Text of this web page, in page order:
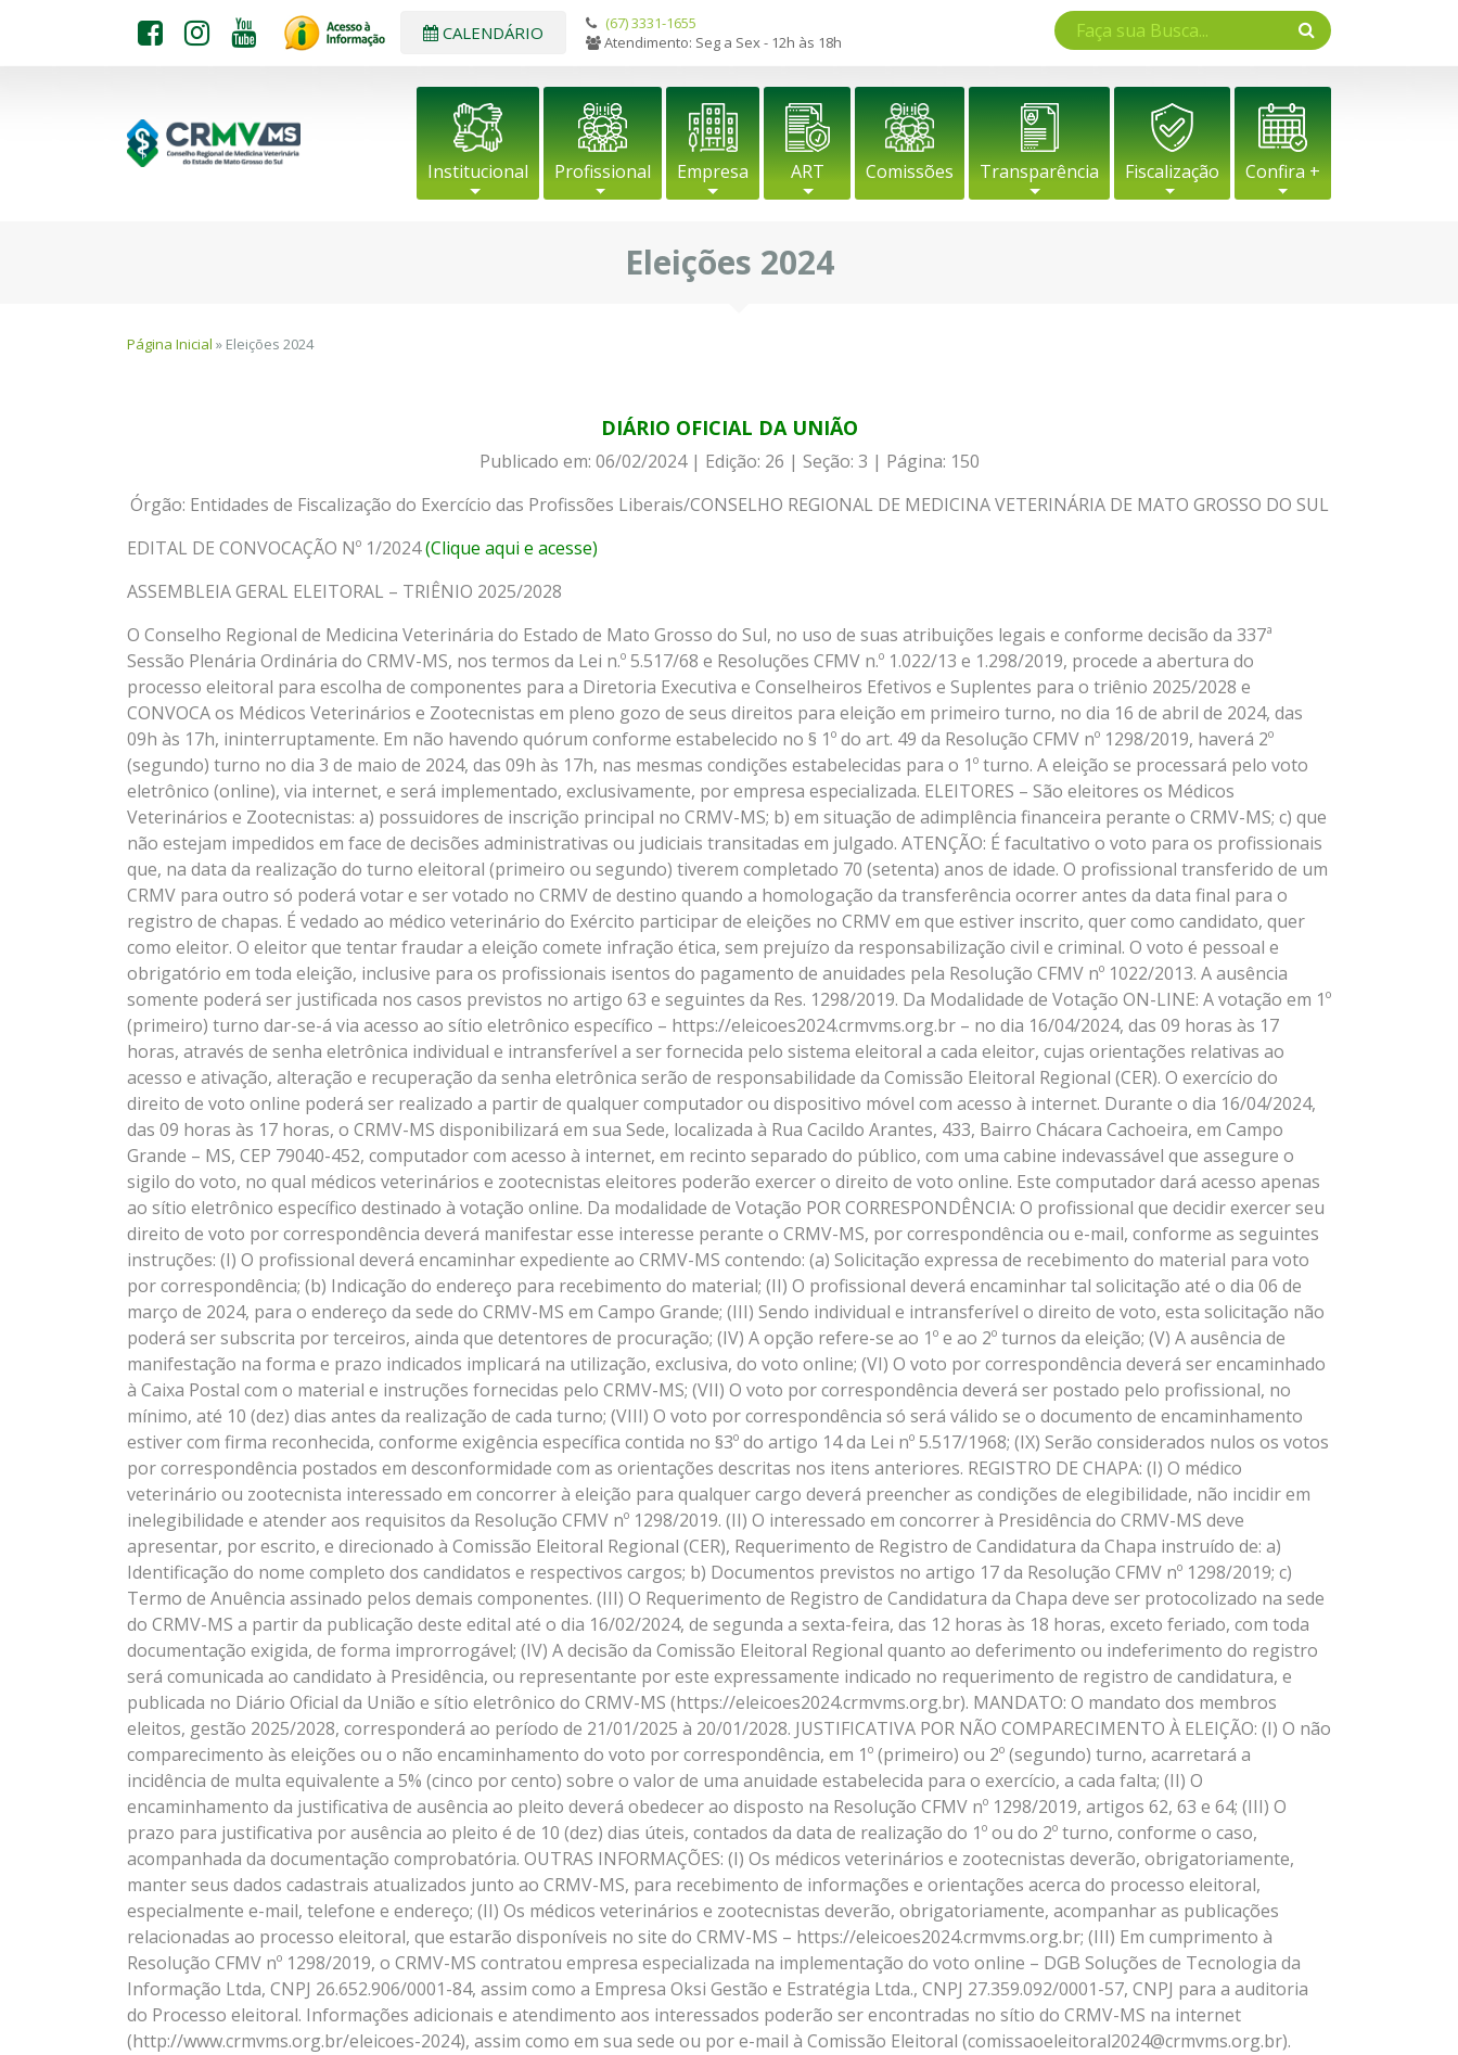
CALENDÁRIO
(67) 3331-1655
Atendimento: Seg a Sex - 12h às 18h
Institucional Profissional Empresa ART Comissões Transparência Fiscalização Confira +
Eleições 2024
Página Inicial » Eleições 2024
DIÁRIO OFICIAL DA UNIÃO
Publicado em: 06/02/2024 | Edição: 26 | Seção: 3 | Página: 150
Órgão: Entidades de Fiscalização do Exercício das Profissões Liberais/CONSELHO REGIONAL DE MEDICINA VETERINÁRIA DE MATO GROSSO DO SUL
EDITAL DE CONVOCAÇÃO Nº 1/2024(Clique aqui e acesse)
ASSEMBLEIA GERAL ELEITORAL – TRIÊNIO 2025/2028
O Conselho Regional de Medicina Veterinária do Estado de Mato Grosso do Sul, no uso de suas atribuições legais e conforme decisão da 337ª
Sessão Plenária Ordinária do CRMV-MS, nos termos da Lei n.º 5.517/68 e Resoluções CFMV n.º 1.022/13 e 1.298/2019, procede a abertura do
processo eleitoral para escolha de componentes para a Diretoria Executiva e Conselheiros Efetivos e Suplentes para o triênio 2025/2028 e
CONVOCA os Médicos Veterinários e Zootecnistas em pleno gozo de seus direitos para eleição em primeiro turno, no dia 16 de abril de 2024, das
09h às 17h, ininterruptamente. Em não havendo quórum conforme estabelecido no § 1º do art. 49 da Resolução CFMV nº 1298/2019, haverá 2º
(segundo) turno no dia 3 de maio de 2024, das 09h às 17h, nas mesmas condições estabelecidas para o 1º turno. A eleição se processará pelo voto
eletrônico (online), via internet, e será implementado, exclusivamente, por empresa especializada. ELEITORES – São eleitores os Médicos
Veterinários e Zootecnistas: a) possuidores de inscrição principal no CRMV-MS; b) em situação de adimplência financeira perante o CRMV-MS; c) que
não estejam impedidos em face de decisões administrativas ou judiciais transitadas em julgado. ATENÇÃO: É facultativo o voto para os profissionais
que, na data da realização do turno eleitoral (primeiro ou segundo) tiverem completado 70 (setenta) anos de idade. O profissional transferido de um
CRMV para outro só poderá votar e ser votado no CRMV de destino quando a homologação da transferência ocorrer antes da data final para o
registro de chapas. É vedado ao médico veterinário do Exército participar de eleições no CRMV em que estiver inscrito, quer como candidato, quer
como eleitor. O eleitor que tentar fraudar a eleição comete infração ética, sem prejuízo da responsabilização civil e criminal. O voto é pessoal e
obrigatório em toda eleição, inclusive para os profissionais isentos do pagamento de anuidades pela Resolução CFMV nº 1022/2013. A ausência
somente poderá ser justificada nos casos previstos no artigo 63 e seguintes da Res. 1298/2019. Da Modalidade de Votação ON-LINE: A votação em 1º
(primeiro) turno dar-se-á via acesso ao sítio eletrônico específico – https://eleicoes2024.crmvms.org.br – no dia 16/04/2024, das 09 horas às 17
horas, através de senha eletrônica individual e intransferível a ser fornecida pelo sistema eleitoral a cada eleitor, cujas orientações relativas ao
acesso e ativação, alteração e recuperação da senha eletrônica serão de responsabilidade da Comissão Eleitoral Regional (CER). O exercício do
direito de voto online poderá ser realizado a partir de qualquer computador ou dispositivo móvel com acesso à internet. Durante o dia 16/04/2024,
das 09 horas às 17 horas, o CRMV-MS disponibilizará em sua Sede, localizada à Rua Cacildo Arantes, 433, Bairro Chácara Cachoeira, em Campo
Grande – MS, CEP 79040-452, computador com acesso à internet, em recinto separado do público, com uma cabine indevassável que assegure o
sigilo do voto, no qual médicos veterinários e zootecnistas eleitores poderão exercer o direito de voto online. Este computador dará acesso apenas
ao sítio eletrônico específico destinado à votação online. Da modalidade de Votação POR CORRESPONDÊNCIA: O profissional que decidir exercer seu
direito de voto por correspondência deverá manifestar esse interesse perante o CRMV-MS, por correspondência ou e-mail, conforme as seguintes
instruções: (I) O profissional deverá encaminhar expediente ao CRMV-MS contendo: (a) Solicitação expressa de recebimento do material para voto
por correspondência; (b) Indicação do endereço para recebimento do material; (II) O profissional deverá encaminhar tal solicitação até o dia 06 de
março de 2024, para o endereço da sede do CRMV-MS em Campo Grande; (III) Sendo individual e intransferível o direito de voto, esta solicitação não
poderá ser subscrita por terceiros, ainda que detentores de procuração; (IV) A opção refere-se ao 1º e ao 2º turnos da eleição; (V) A ausência de
manifestação na forma e prazo indicados implicará na utilização, exclusiva, do voto online; (VI) O voto por correspondência deverá ser encaminhado
à Caixa Postal com o material e instruções fornecidas pelo CRMV-MS; (VII) O voto por correspondência deverá ser postado pelo profissional, no
mínimo, até 10 (dez) dias antes da realização de cada turno; (VIII) O voto por correspondência só será válido se o documento de encaminhamento
estiver com firma reconhecida, conforme exigência específica contida no §3º do artigo 14 da Lei nº 5.517/1968; (IX) Serão considerados nulos os votos
por correspondência postados em desconformidade com as orientações descritas nos itens anteriores. REGISTRO DE CHAPA: (I) O médico
veterinário ou zootecnista interessado em concorrer à eleição para qualquer cargo deverá preencher as condições de elegibilidade, não incidir em
inelegibilidade e atender aos requisitos da Resolução CFMV nº 1298/2019. (II) O interessado em concorrer à Presidência do CRMV-MS deve
apresentar, por escrito, e direcionado à Comissão Eleitoral Regional (CER), Requerimento de Registro de Candidatura da Chapa instruído de: a)
Identificação do nome completo dos candidatos e respectivos cargos; b) Documentos previstos no artigo 17 da Resolução CFMV nº 1298/2019; c)
Termo de Anuência assinado pelos demais componentes. (III) O Requerimento de Registro de Candidatura da Chapa deve ser protocolizado na sede
do CRMV-MS a partir da publicação deste edital até o dia 16/02/2024, de segunda a sexta-feira, das 12 horas às 18 horas, exceto feriado, com toda
documentação exigida, de forma improrrogável; (IV) A decisão da Comissão Eleitoral Regional quanto ao deferimento ou indeferimento do registro
será comunicada ao candidato à Presidência, ou representante por este expressamente indicado no requerimento de registro de candidatura, e
publicada no Diário Oficial da União e sítio eletrônico do CRMV-MS (https://eleicoes2024.crmvms.org.br). MANDATO: O mandato dos membros
eleitos, gestão 2025/2028, corresponderá ao período de 21/01/2025 à 20/01/2028. JUSTIFICATIVA POR NÃO COMPARECIMENTO À ELEIÇÃO: (I) O não
comparecimento às eleições ou o não encaminhamento do voto por correspondência, em 1º (primeiro) ou 2º (segundo) turno, acarretará a
incidência de multa equivalente a 5% (cinco por cento) sobre o valor de uma anuidade estabelecida para o exercício, a cada falta; (II) O
encaminhamento da justificativa de ausência ao pleito deverá obedecer ao disposto na Resolução CFMV nº 1298/2019, artigos 62, 63 e 64; (III) O
prazo para justificativa por ausência ao pleito é de 10 (dez) dias úteis, contados da data de realização do 1º ou do 2º turno, conforme o caso,
acompanhada da documentação comprobatória. OUTRAS INFORMAÇÕES: (I) Os médicos veterinários e zootecnistas deverão, obrigatoriamente,
manter seus dados cadastrais atualizados junto ao CRMV-MS, para recebimento de informações e orientações acerca do processo eleitoral,
especialmente e-mail, telefone e endereço; (II) Os médicos veterinários e zootecnistas deverão, obrigatoriamente, acompanhar as publicações
relacionadas ao processo eleitoral, que estarão disponíveis no site do CRMV-MS – https://eleicoes2024.crmvms.org.br; (III) Em cumprimento à
Resolução CFMV nº 1298/2019, o CRMV-MS contratou empresa especializada na implementação do voto online – DGB Soluções de Tecnologia da
Informação Ltda, CNPJ 26.652.906/0001-84, assim como a Empresa Oksi Gestão e Estratégia Ltda., CNPJ 27.359.092/0001-57, CNPJ para a auditoria
do Processo eleitoral. Informações adicionais e atendimento aos interessados poderão ser encontradas no sítio do CRMV-MS na internet
(http://www.crmvms.org.br/eleicoes-2024), assim como em sua sede ou por e-mail à Comissão Eleitoral (comissaoeleitoral2024@crmvms.org.br).